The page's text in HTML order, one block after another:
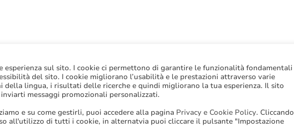
sul sito. I cookie ci permettono di garantire le funzionalità fondamentali
del sito. I cookie migliorano l’usabilità e le prestazioni attraverso varie
della lingua, i risultati delle ricerche e quindi migliorano la tua esperienza. Il sito
messaggi promozionali personalizzati.
e su come gestirli, puoi accedere alla pagina Privacy e Cookie Policy. Cliccando
all'utilizzo di tutti i cookie, in alternatvia puoi cliccare il pulsante "Impostazione